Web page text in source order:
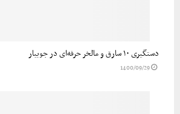
دستگیری ۱۰ سارق و مالخر حرفه‌ای در جویبار
1400/09/29